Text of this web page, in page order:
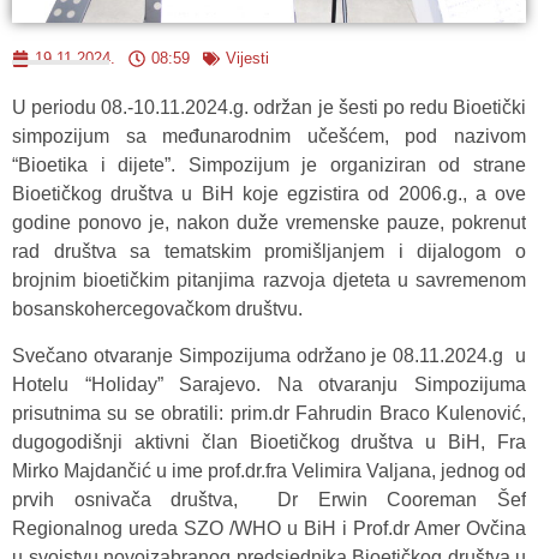
19.11.2024. 08:59 Vijesti
U periodu 08.-10.11.2024.g. održan je šesti po redu Bioetički
simpozijum sa međunarodnim učešćem, pod nazivom
“Bioetika i dijete”. Simpozijum je organiziran od strane
Bioetičkog društva u BiH koje egzistira od 2006.g., a ove
godine ponovo je, nakon duže vremenske pauze, pokrenut
rad društva sa tematskim promišljanjem i dijalogom o
brojnim bioetičkim pitanjima razvoja djeteta u savremenom
bosanskohercegovačkom društvu.
Svečano otvaranje Simpozijuma održano je 08.11.2024.g u
Hotelu “Holiday” Sarajevo. Na otvaranju Simpozijuma
prisutnima su se obratili: prim.dr Fahrudin Braco Kulenović,
dugogodišnji aktivni član Bioetičkog društva u BiH, Fra
Mirko Majdančić u ime prof.dr.fra Velimira Valjana, jednog od
prvih osnivača društva, Dr Erwin Cooreman Šef
Regionalnog ureda SZO /WHO u BiH i Prof.dr Amer Ovčina